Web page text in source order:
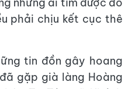
phải chịu kết cục thê
tin đồn gây hoang
gặp già làng Hoàng